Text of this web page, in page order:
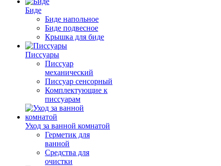
Биде
Биде напольное
Биде подвесное
Крышка для биде
Писсуары
Писсуар
механический
Писсуар сенсорный
Комплектующие к
писсуарам
Уход за ванной комнатой
Герметик для
ванной
Средства для
очистки